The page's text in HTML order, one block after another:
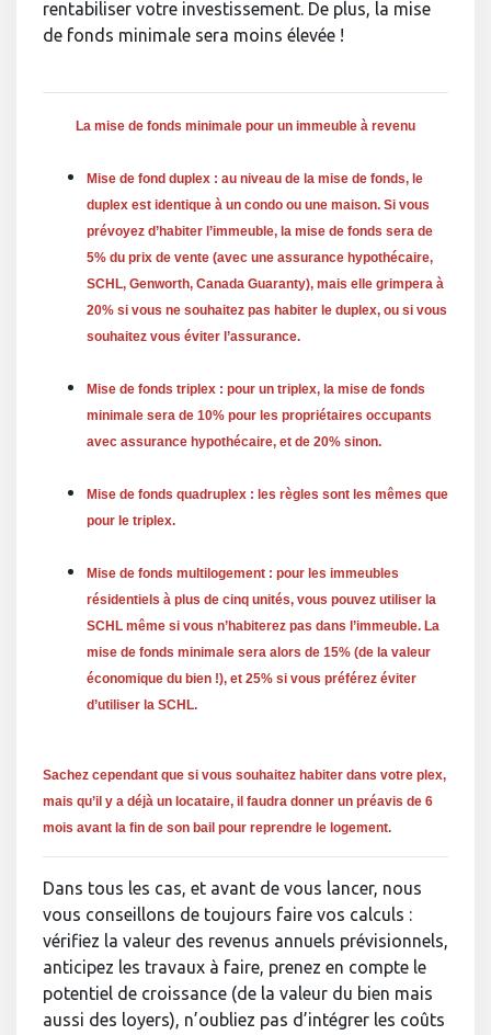
rentabiliser votre investissement. De plus, la mise
de fonds minimale sera moins élevée !
La mise de fonds minimale pour un immeuble à revenu
Mise de fond duplex : au niveau de la mise de fonds, le
duplex est identique à un condo ou une maison. Si vous
prévoyez d’habiter l’immeuble, la mise de fonds sera de
5% du prix de vente (avec une assurance hypothécaire,
SCHL, Genworth, Canada Guaranty), mais elle grimpera à
20% si vous ne souhaitez pas habiter le duplex, ou si vous
souhaitez vous éviter l’assurance.
Mise de fonds triplex : pour un triplex, la mise de fonds
minimale sera de 10% pour les propriétaires occupants
avec assurance hypothécaire, et de 20% sinon.
Mise de fonds quadruplex : les règles sont les mêmes que
pour le triplex.
Mise de fonds multilogement : pour les immeubles
résidentiels à plus de cinq unités, vous pouvez utiliser la
SCHL même si vous n’habiterez pas dans l’immeuble. La
mise de fonds minimale sera alors de 15% (de la valeur
économique du bien !), et 25% si vous préférez éviter
d’utiliser la SCHL.
Sachez cependant que si vous souhaitez habiter dans votre plex,
mais qu’il y a déjà un locataire, il faudra donner un préavis de 6
mois avant la fin de son bail pour reprendre le logement.
Dans tous les cas, et avant de vous lancer, nous
vous conseillons de toujours faire vos calculs :
vérifiez la valeur des revenus annuels prévisionnels,
anticipez les travaux à faire, prenez en compte le
potentiel de croissance (de la valeur du bien mais
aussi des loyers), n’oubliez pas d’intégrer les coûts